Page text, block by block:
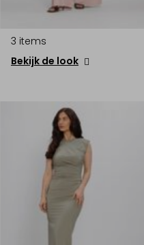
3 items
Bekijk de look